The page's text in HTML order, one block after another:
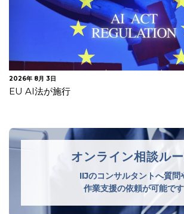
2026年 7月 30日
オランダデータ保護局 生成AIモデルの開
オンライン相談ル
IIJのコンサルタントへ質問
作業支援の依頼が可能です